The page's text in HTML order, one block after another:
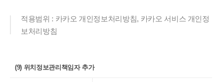
적용범위 : 카카오 개인정보처리방침, 카카오 서비스 개인정
보처리방침
(9) 위치정보관리책임자 추가